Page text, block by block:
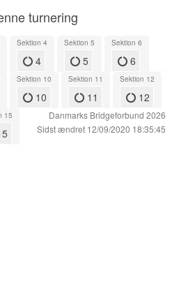
turnering
Sektion 4
4
Sektion 5
5
Sektion 6
6
Sektion 10
10
Sektion 11
11
Sektion 12
12
15
Danmarks Bridgeforbund 2026
Sidst ændret 12/09/2020 18:35:45